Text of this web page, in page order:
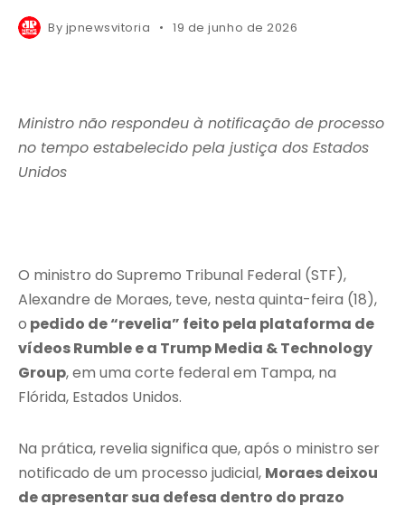
By jpnewsvitoria 19 de junho de 2026
Ministro não respondeu à notificação de processo
no tempo estabelecido pela justiça dos Estados
Unidos
O ministro do Supremo Tribunal Federal (STF),
Alexandre de Moraes, teve, nesta quinta-feira (18),
o pedido de “revelia” feito pela plataforma de
vídeos Rumble e a Trump Media & Technology
Group, em uma corte federal em Tampa, na
Flórida, Estados Unidos.
Na prática, revelia significa que, após o ministro ser
notificado de um processo judicial, Moraes deixou
de apresentar sua defesa dentro do prazo